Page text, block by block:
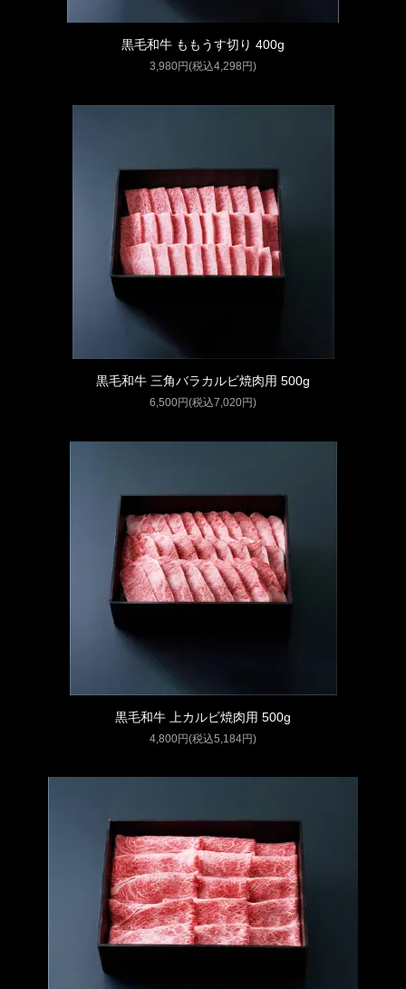
黒毛和牛 ももうす切り 400g
3,980円(税込4,298円)
黒毛和牛 三角バラカルビ焼肉用 500g
6,500円(税込7,020円)
黒毛和牛 上カルビ焼肉用 500g
4,800円(税込5,184円)